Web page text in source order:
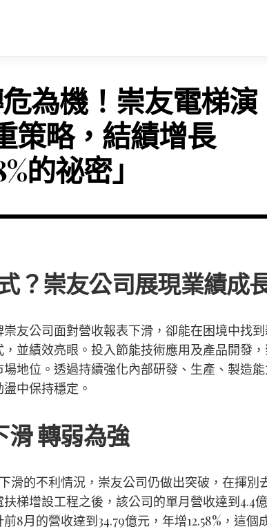
危為機！崇友電梯演
策略，結績增長
的祕密」
？崇友公司展現業績成
友公司面對營收報表下滑，卻能在困境中找到
並績效亮眼。投入節能技術應用及產品開發
地位。透過持續強化內部研發、生產、製造
中保持穩定。
滑 轉弱為強
滑的不利情況，崇友公司仍做出突破，在揮別
梯增設工程之後，該公司的單月營收達到4.4
8月的營收達到34.79億元，年增12.58%，這個